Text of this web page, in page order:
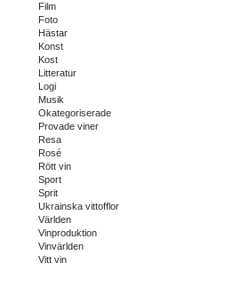
Film
Foto
Hästar
Konst
Kost
Litteratur
Logi
Musik
Okategoriserade
Provade viner
Resa
Rosé
Rött vin
Sport
Sprit
Ukrainska vittofflor
Världen
Vinproduktion
Vinvärlden
Vitt vin